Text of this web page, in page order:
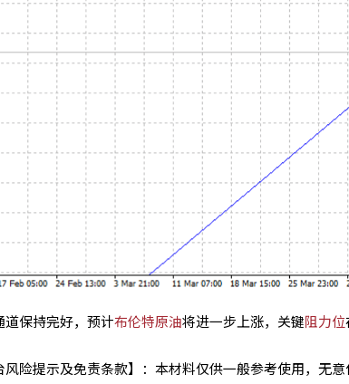
道保持完好，预计布伦特原油将进一步上涨，关键阻力位
风险提示及免责条款】：本材料仅供一般参考使用，无